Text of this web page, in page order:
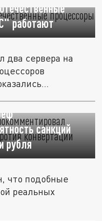
работают
два сервера на
санкций
рубля
что подобные
реальных